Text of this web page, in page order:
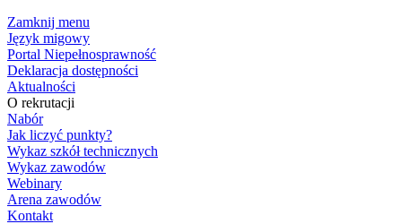
Zamknij menu
Język migowy
Portal Niepełnosprawność
Deklaracja dostępności
Aktualności
O rekrutacji
Nabór
Jak liczyć punkty?
Wykaz szkół technicznych
Wykaz zawodów
Webinary
Arena zawodów
Kontakt